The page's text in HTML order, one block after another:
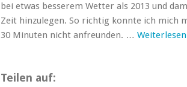
bei etwas besserem Wetter als 2013 und
Zeit hinzulegen. So richtig konnte ich mich
30 Minuten nicht anfreunden. … Weiterlesen
Teilen auf: